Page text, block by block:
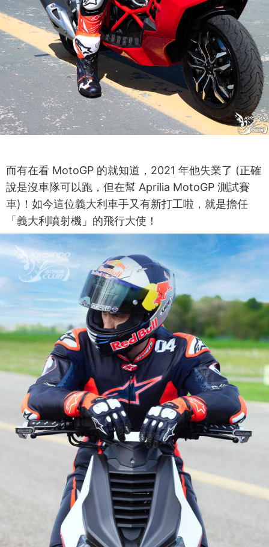
而有在看 MotoGP 的就知道，2021 年他失業了 (正確
說是沒車隊可以跑，但在幫 Aprilia MotoGP 測試賽
車)！如今這位義大利車手又有新打工啦，就是擔任
「義大利噴射機」的飛行大使！